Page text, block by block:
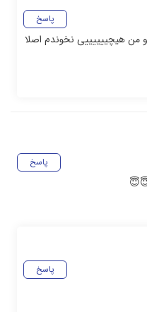
پاسخ
هیچییییییی نخوندم اصلا
پاسخ
پاسخ